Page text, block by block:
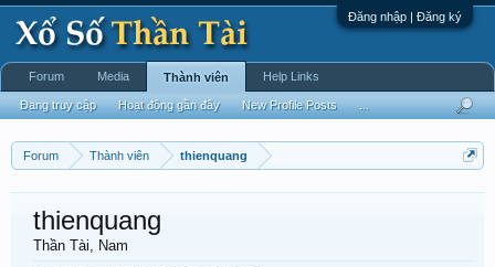
Đăng nhập | Đăng ký
Forum Thành viên thienquang
thienquang
Thần Tài, Nam
Forum Media Thành viên
Đang truy cập Hoạt động gần đây New Profile Posts
Help Links